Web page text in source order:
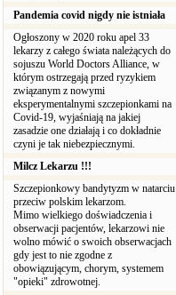
Pandemia covid nigdy nie istniała
Ogłoszony w 2020 roku apel 33
lekarzy z całego świata należących do
sojuszu World Doctors Alliance, w
którym ostrzegają przed ryzykiem
związanym z nowymi
eksperymentalnymi szczepionkami na
Covid-19, wyjaśniają na jakiej
zasadzie one działają i co dokładnie
czyni je tak niebezpiecznymi.
Milcz Lekarzu !!!
Szczepionkowy bandytyzm w natarciu
przeciw polskim lekarzom.
Mimo wielkiego doświadczenia i
obserwacji pacjentów, lekarzowi nie
wolno mówić o swoich obserwacjach
gdy jest to nie zgodne z
obowiązującym, chorym, systemem
"opieki" zdrowotnej.